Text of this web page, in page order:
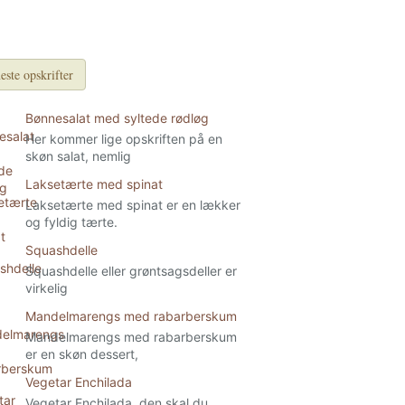
opskrifter
Bønnesalat med syltede rødløg
Her kommer lige opskriften på en
skøn salat, nemlig
Laksetærte med spinat
Laksetærte med spinat er en lækker
og fyldig tærte.
Squashdelle
Squashdelle eller grøntsagsdeller er
virkelig
Mandelmarengs med rabarberskum
Mandelmarengs med rabarberskum
er en skøn dessert,
Vegetar Enchilada